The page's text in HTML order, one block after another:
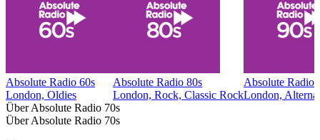
Absolute Radio 60s
London, Oldies
Absolute Radio 80s
London, Rock, Classic Rock
Absolute Radio
London,
Über Absolute Radio 70s
Über Absolute Radio 70s